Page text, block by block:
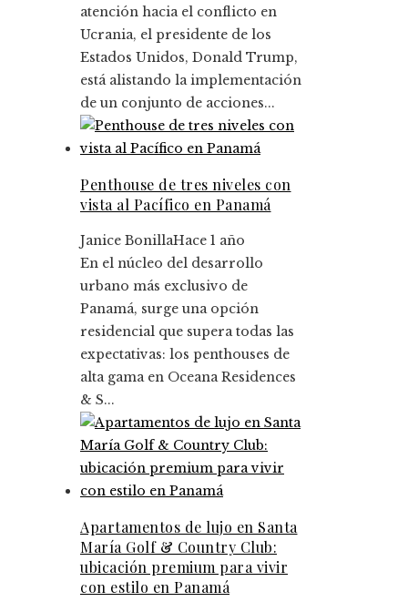
atención hacia el conflicto en
Ucrania, el presidente de los
Estados Unidos, Donald Trump,
está alistando la implementación
de un conjunto de acciones...
Penthouse de tres niveles con
vista al Pacífico en Panamá
Janice BonillaHace 1 año
En el núcleo del desarrollo
urbano más exclusivo de
Panamá, surge una opción
residencial que supera todas las
expectativas: los penthouses de
alta gama en Oceana Residences
& S...
Apartamentos de lujo en Santa
María Golf & Country Club:
ubicación premium para vivir
con estilo en Panamá